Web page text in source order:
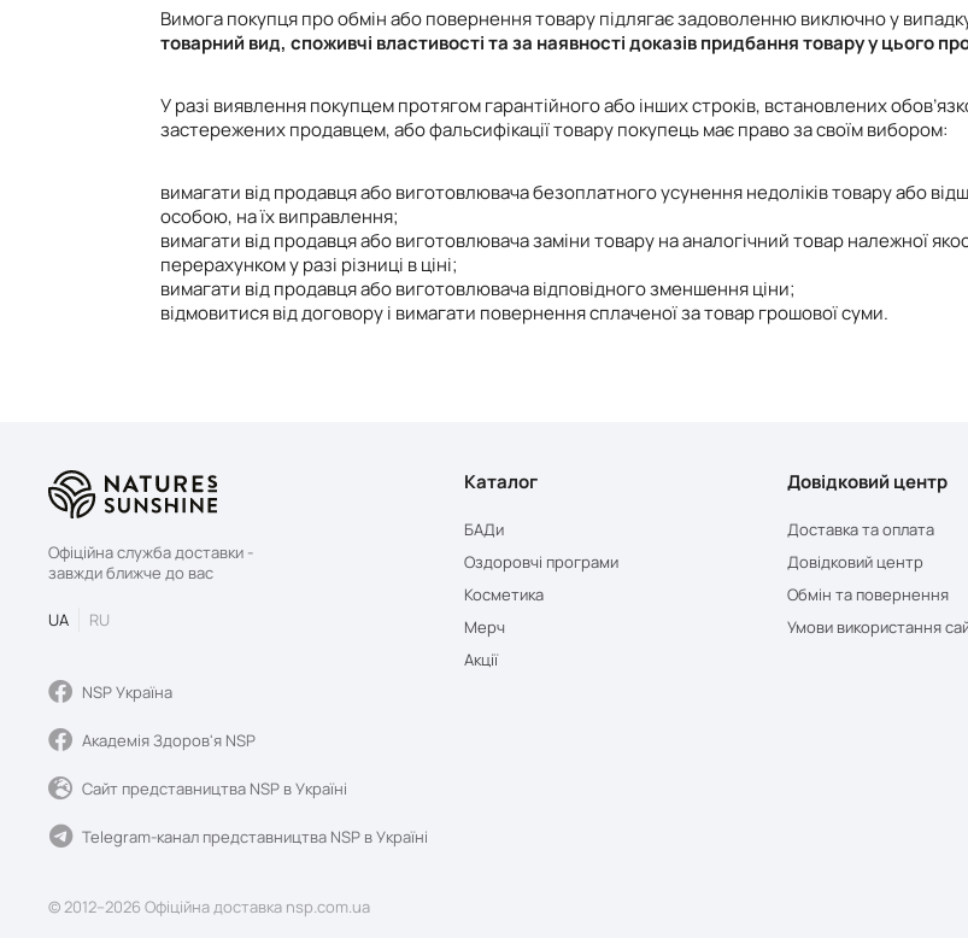
Вимога покупця про обмін або повернення товару підлягає задоволенню виключно у
товарний вид, споживчі властивості та за наявності доказів придбання товару у цього
У разі виявлення покупцем протягом гарантійного або інших строків, встановлених
застережених продавцем, або фальсифікації товару покупець має право за своїм вибором:
вимагати від продавця або виготовлювача безоплатного усунення недоліків товару або
особою, на їх виправлення;
вимагати від продавця або виготовлювача заміни товару на аналогічний товар належної
перерахунком у разі різниці в ціні;
вимагати від продавця або виготовлювача відповідного зменшення ціни;
відмовитися від договору і вимагати повернення сплаченої за товар грошової суми.
Офіційна служба доставки -
завжди ближче до вас
UA RU
Каталог
БАДи
Оздоровчі програми
Косметика
Мерч
Акції
Довідковий центр
Доставка та оплата
Довідковий центр
Обмін та повернення
Умови використання
NSP Україна
Академія Здоров'я NSP
Сайт представництва NSP в Україні
Telegram-канал представництва NSP в Україні
© 2012–2026 Офіційна доставка nsp.com.ua